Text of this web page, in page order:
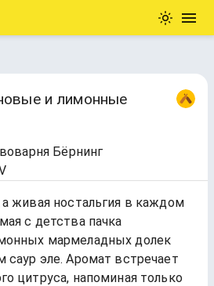
и лимонные
Бёрнинг
живая ностальгия в каждом
с детства пачка
мармеладных долек
саур эле. Аромат встречает
цитруса, напоминая только